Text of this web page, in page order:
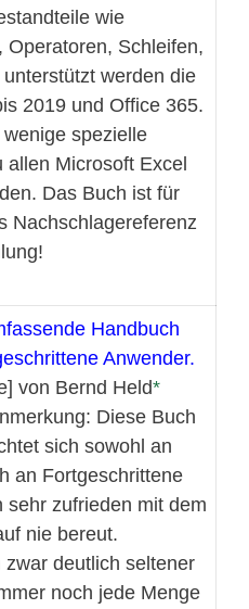
wie
Operatoren, Schleifen,
werden die
2019 und Office 365.
spezielle
allen Microsoft Excel
Das Buch ist für
Nachschlagereferenz
Handbuch
Anwender.
von Bernd Held
Diese Buch
sich sowohl an
an Fortgeschrittene
sehr zufrieden mit dem
nie bereut.
deutlich seltener
noch jede Menge